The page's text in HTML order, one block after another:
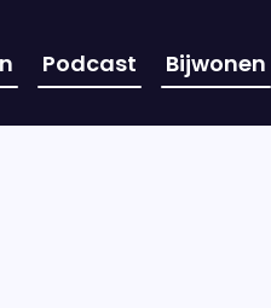
Podcast Bijwonen